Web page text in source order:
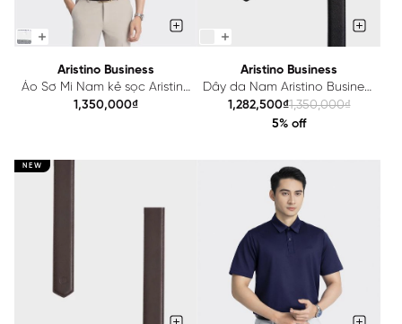
Aristino Business
Áo Sơ Mi Nam kẻ sọc Aristino
Business 1SS012AZ
1,350,000₫
Aristino Business
Dây da Nam Aristino Business
1LE0010Z
1,282,500₫1,350,000₫
5% off
NEW